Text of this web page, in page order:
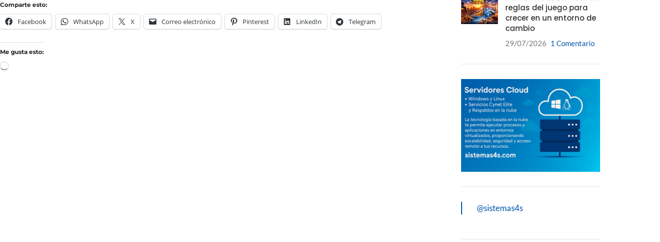
Comparte esto:
Facebook WhatsApp X Correo electrónico Pinterest LinkedIn Telegram
Me gusta esto:
reglas del juego para
crecer en un entorno de
cambio
29/07/2026 1 Comentario
@sistemas4s